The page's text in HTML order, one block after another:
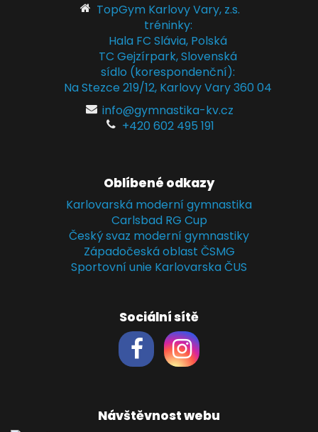
TopGym Karlovy Vary, z.s.
tréninky:
Hala FC Slávia, Polská
TC Gejzírpark, Slovenská
sídlo (korespondenční):
Na Stezce 219/12, Karlovy Vary 360 04
info@gymnastika-kv.cz
+420 602 495 191
Oblíbené odkazy
Karlovarská moderní gymnastika
Carlsbad RG Cup
Český svaz moderní gymnastiky
Západočeská oblast ČSMG
Sportovní unie Karlovarska ČUS
Sociální sítě
Návštěvnost webu